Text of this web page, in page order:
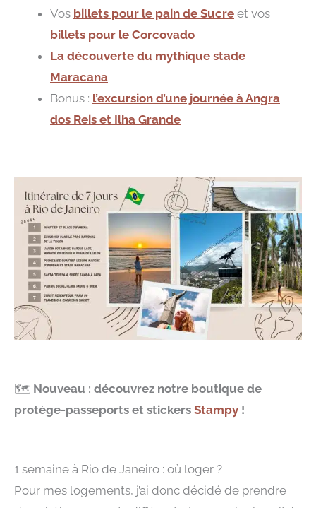
Vos billets pour le pain de Sucre et vos
billets pour le Corcovado
La découverte du mythique stade
Maracana
Bonus : l’excursion d’une journée à Angra
dos Reis et Ilha Grande
🗺️ Nouveau : découvrez notre boutique de
protège-passeports et stickers Stampy !
1 semaine à Rio de Janeiro : où loger ?
Pour mes logements, j’ai donc décidé de prendre